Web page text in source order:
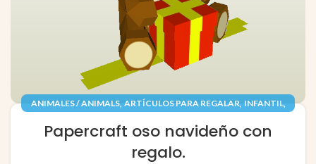
ANIMALES / ANIMALS, ARTÍCULOS PARA REGALAR, INFANTIL,
RECORTABLES PAPERCRAFT
Papercraft oso navideño con
regalo.